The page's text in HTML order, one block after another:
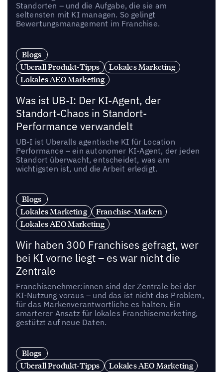
Standorten – und die Aufgabe, die sie am
seltensten mit KI managen. So gelingt
Bewertungsmanagement im Franchise.
Blogs
Uberall Produkt-Tipps
Lokales Marketing
Lokales AEO Marketing
Was ist UB-I: Der KI-Agent, der
Standort-Chaos in Standort-
Performance verwandelt
UB-I ist Uberalls agentische KI für Location
Performance – ein autonomer KI-Agent, der jeden
Standort überwacht, entscheidet, was am
wichtigsten ist, und die Arbeit erledigt.
Blogs
Lokales Marketing
Franchise-Marken
Lokales AEO Marketing
Wir haben 300 Franchises gefragt, wer
bei KI vorne liegt – es war nicht die
Zentrale
Franchisenehmer:innen sind der Zentrale bei der
KI-Nutzung voraus – und das ist nicht das Problem,
für das Markenverantwortliche es halten. Ein
smarterer Ansatz für lokales Franchisemarketing,
gestützt auf neue Daten.
Blogs
Uberall Produkt-Tipps
Lokales AEO Marketing